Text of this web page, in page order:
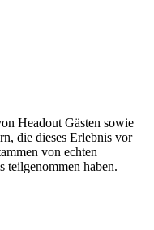
Headout Gästen sowie
die dieses Erlebnis vor
von echten
teilgenommen haben.